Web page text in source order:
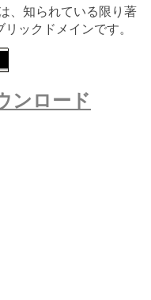
、知られている限り著
ックドメインです。
ンロード